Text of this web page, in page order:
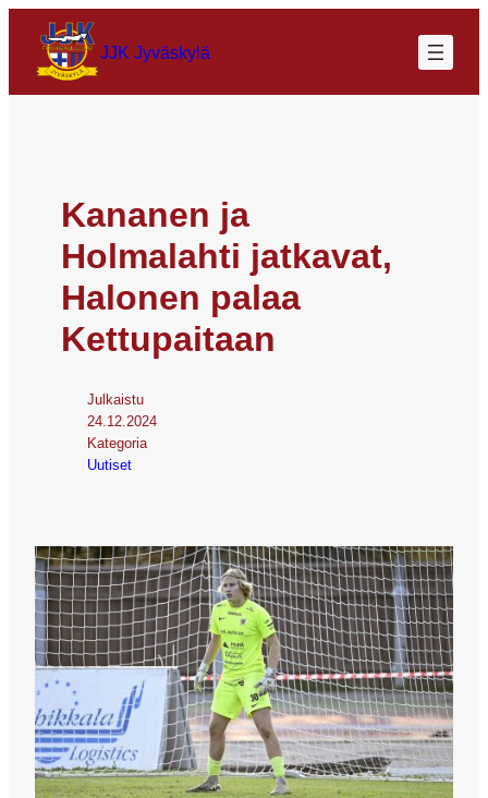
JJK Jyväskylä
Kananen ja
Holmalahti jatkavat,
Halonen palaa
Kettupaitaan
Julkaistu
24.12.2024
Kategoria
Uutiset